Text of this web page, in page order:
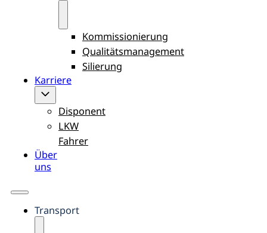
Kommissionierung
Qualitätsmanagement
Silierung
Karriere
Disponent
LKW
Fahrer
Über
uns
Transport